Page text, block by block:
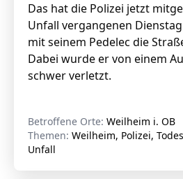
Das hat die Polizei jetzt
Unfall vergangenen
mit seinem Pedelec die
Dabei wurde er von einem
schwer verletzt.
Betroffene Orte: Weilheim i. OB
Themen: Weilheim, Polizei,
Unfall